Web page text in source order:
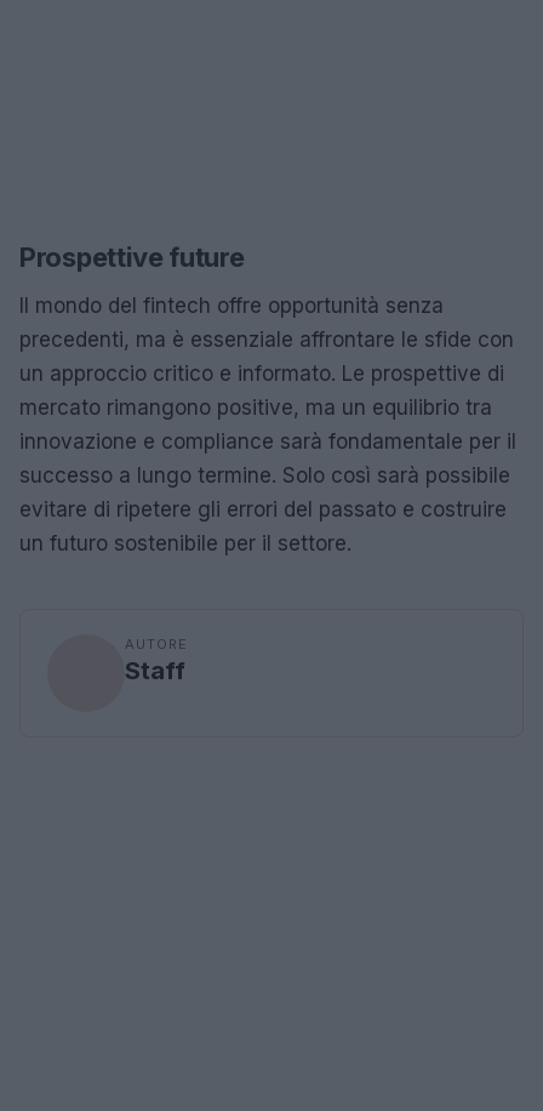
Prospettive future
Il mondo del fintech offre opportunità senza
precedenti, ma è essenziale affrontare le sfide con
un approccio critico e informato. Le prospettive di
mercato rimangono positive, ma un equilibrio tra
innovazione e compliance sarà fondamentale per il
successo a lungo termine. Solo così sarà possibile
evitare di ripetere gli errori del passato e costruire
un futuro sostenibile per il settore.
AUTORE
Staff